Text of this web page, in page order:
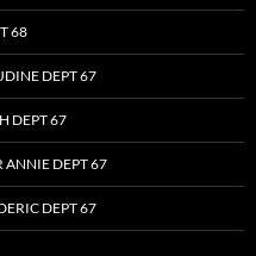
68
DEPT 67
DEPT 67
ANNIE DEPT 67
DEPT 67